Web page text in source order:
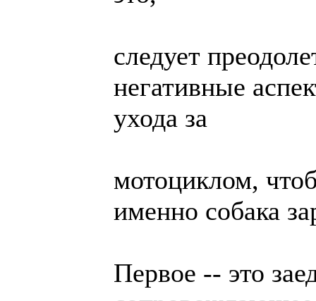
следует
негативные
ухода за
мотоциклом,
именно собака
Первое -- это